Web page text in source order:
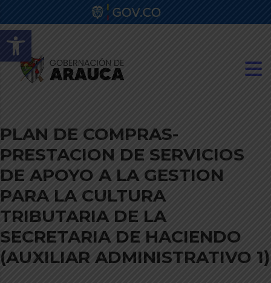
Abrir barra de herramientas
PLAN DE COMPRAS-
PRESTACION DE SERVICIOS
DE APOYO A LA GESTION
PARA LA CULTURA
TRIBUTARIA DE LA
SECRETARIA DE HACIENDO
(AUXILIAR ADMINISTRATIVO 1)